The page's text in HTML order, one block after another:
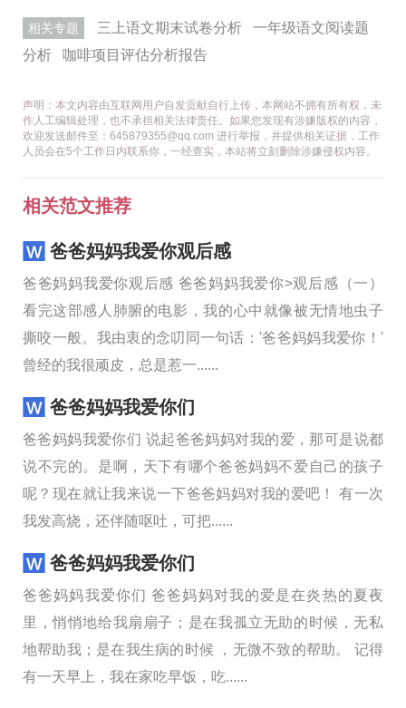
相关专题 三上语文期末试卷分析
一年级语文阅读题
分析
咖啡项目评估分析报告
声明：本文内容由互联网用户自发贡献自行上传，本网站不拥有所有权，未
作人工编辑处理，也不承担相关法律责任。如果您发现有涉嫌版权的内容，
欢迎发送邮件至：645879355@qq.com 进行举报，并提供相关证据，工作
人员会在5个工作日内联系你，一经查实，本站将立刻删除涉嫌侵权内容。
相关范文推荐
爸爸妈妈我爱你观后感
爸爸妈妈我爱你观后感 爸爸妈妈我爱你>观后感（一）
看完这部感人肺腑的电影，我的心中就像被无情地虫子
撕咬一般。我由衷的念叨同一句话：'爸爸妈妈我爱你！'
曾经的我很顽皮，总是惹一......
爸爸妈妈我爱你们
爸爸妈妈我爱你们 说起爸爸妈妈对我的爱，那可是说都
说不完的。是啊，天下有哪个爸爸妈妈不爱自己的孩子
呢？现在就让我来说一下爸爸妈妈对我的爱吧！ 有一次
我发高烧，还伴随呕吐，可把......
爸爸妈妈我爱你们
爸爸妈妈我爱你们 爸爸妈妈对我的爱是在炎热的夏夜
里，悄悄地给我扇扇子；是在我孤立无助的时候，无私
地帮助我；是在我生病的时候 ，无微不致的帮助。 记得
有一天早上，我在家吃早饭，吃......